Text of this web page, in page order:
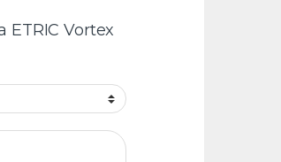
ETRIC Vortex